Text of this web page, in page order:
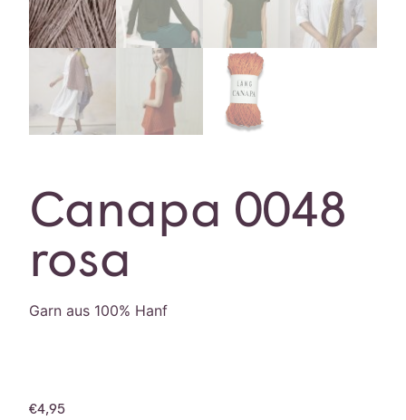
Canapa 0048
rosa
Garn aus 100% Hanf
€4,95